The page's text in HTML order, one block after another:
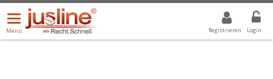
Registrieren Login
Menü
öffnen/schließen
Menü
ALLE DROPDOWN: GEWÄHLTER WERT IST ALLE